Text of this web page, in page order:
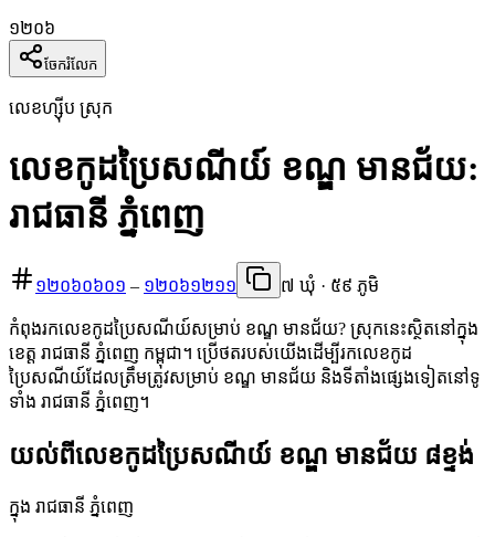
១២០៦
ចែករំលែក
លេខហ្ស៊ីប ស្រុក
លេខកូដប្រៃសណីយ៍ ខណ្ឌ មានជ័យ:
រាជធានី ភ្នំពេញ
១២០៦០៦០១ – ១២០៦១២១១ ៧ ឃុំ · ៥៩ ភូមិ
កំពុងរកលេខកូដប្រៃសណីយ៍សម្រាប់ ខណ្ឌ មានជ័យ? ស្រុកនេះស្ថិតនៅក្នុង
ខេត្ត រាជធានី ភ្នំពេញ កម្ពុជា។ ប្រើថតរបស់យើងដើម្បីរកលេខកូដ
ប្រៃសណីយ៍ដែលត្រឹមត្រូវសម្រាប់ ខណ្ឌ មានជ័យ និងទីតាំងផ្សេងទៀតនៅទូ
ទាំង រាជធានី ភ្នំពេញ។
យល់ពីលេខកូដប្រៃសណីយ៍ ខណ្ឌ មានជ័យ ៨ខ្ទង់
ក្នុង រាជធានី ភ្នំពេញ